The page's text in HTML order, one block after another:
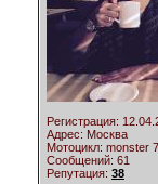
Регистрация:
Адрес: Москва
Мотоцикл: monster
Сообщений: 61
Репутация: 38